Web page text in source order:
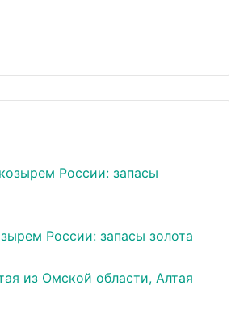
России: запасы золота